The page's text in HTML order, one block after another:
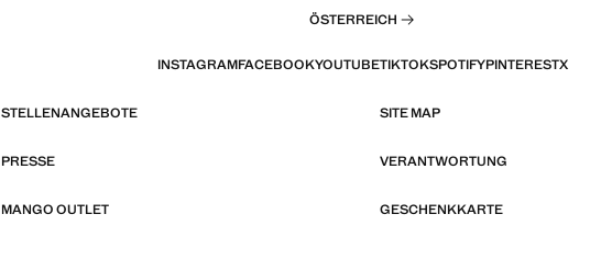
ÖSTERREICH
INSTAGRAMFACEBOOKYOUTUBETIKTOKSPOTIFYPINTERESTX
STELLENANGEBOTE SITE MAP
PRESSE VERANTWORTUNG
MANGO OUTLET GESCHENKKARTE